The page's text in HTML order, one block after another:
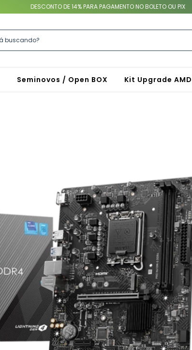
DESCONTO DE 14% PARA PAGAMENTO NO BOLETO OU PIX
Seminovos / Open BOX Kit Upgrade AMD